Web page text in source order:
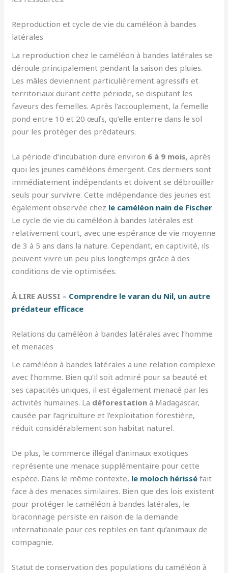
Reproduction et cycle de vie du caméléon à bandes
latérales
La reproduction chez le caméléon à bandes latérales se
déroule principalement pendant la saison des pluies.
Les mâles deviennent particulièrement agressifs et
territoriaux durant cette période, se disputant les
faveurs des femelles. Après l’accouplement, la femelle
pond entre 10 et 20 œufs, qu’elle enterre dans le sol
pour les protéger des prédateurs.
La période d’incubation dure environ 6 à 9 mois, après
quoi les jeunes caméléons émergent. Ces derniers sont
immédiatement indépendants et doivent se débrouiller
seuls pour survivre. Cette indépendance des jeunes est
également observée chez le caméléon nain de Fischer.
Le cycle de vie du caméléon à bandes latérales est
relativement court, avec une espérance de vie moyenne
de 3 à 5 ans dans la nature. Cependant, en captivité, ils
peuvent vivre un peu plus longtemps grâce à des
conditions de vie optimisées.
À LIRE AUSSI – Comprendre le varan du Nil, un autre
prédateur efficace
Relations du caméléon à bandes latérales avec l’homme
et menaces
Le caméléon à bandes latérales a une relation complexe
avec l’homme. Bien qu’il soit admiré pour sa beauté et
ses capacités uniques, il est également menacé par les
activités humaines. La déforestation à Madagascar,
causée par l’agriculture et l’exploitation forestière,
réduit considérablement son habitat naturel.
De plus, le commerce illégal d’animaux exotiques
représente une menace supplémentaire pour cette
espèce. Dans le même contexte, le moloch hérissé fait
face à des menaces similaires. Bien que des lois existent
pour protéger le caméléon à bandes latérales, le
braconnage persiste en raison de la demande
internationale pour ces reptiles en tant qu’animaux de
compagnie.
Statut de conservation des populations du caméléon à